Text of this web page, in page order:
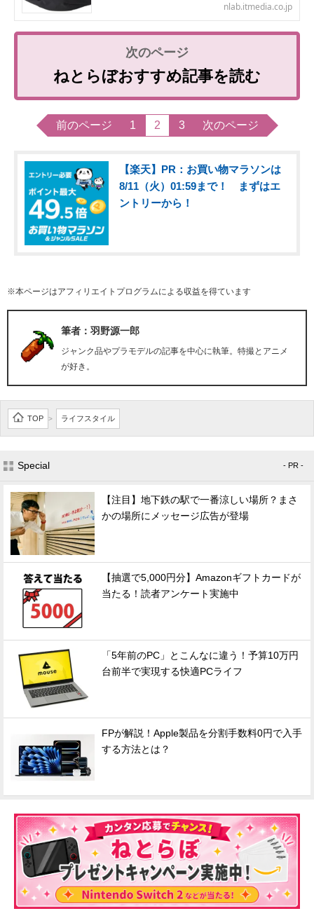
nlab.itmedia.co.jp
ねとらぼおすすめ記事を読む
前のページ 1 2 3 次のページ
【楽天】PR：お買い物マラソンは
8/11（火）01:59まで！ まずはエ
ントリーから！
※本ページはアフィリエイトプログラムによる収益を得ています
筆者：羽野源一郎
ジャンク品やプラモデルの記事を中心に執筆。特撮とアニメ
が好き。
TOP > ライフスタイル
Special - PR -
【注目】地下鉄の駅で一番涼しい場所？まさ
かの場所にメッセージ広告が登場
【抽選で5,000円分】Amazonギフトカードが
当たる！読者アンケート実施中
「5年前のPC」とこんなに違う！予算10万円
台前半で実現する快適PCライフ
FPが解説！Apple製品を分割手数料0円で入手
する方法とは？